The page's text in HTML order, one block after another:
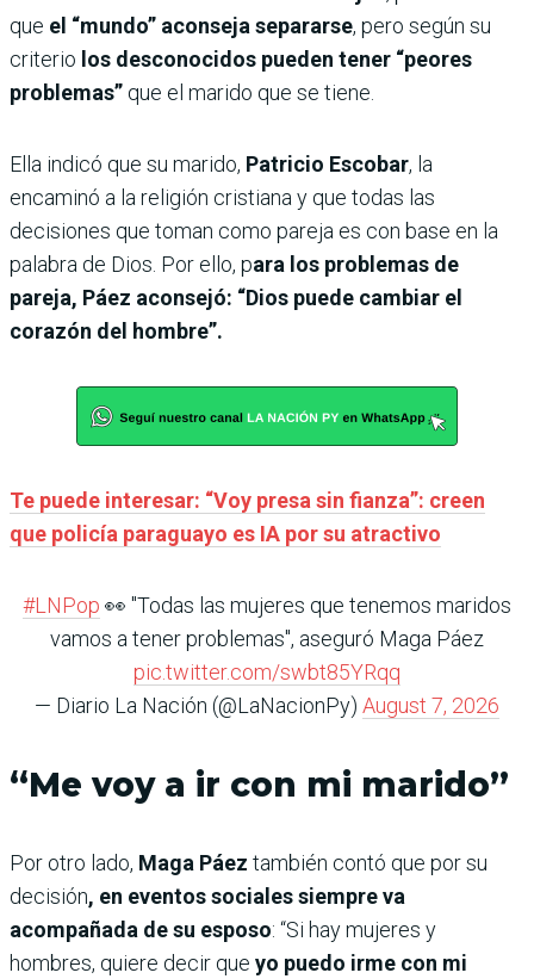
que el “mundo” aconseja separarse, pero según su
criterio los desconocidos pueden tener “peores
problemas” que el marido que se tiene.
Ella indicó que su marido, Patricio Escobar, la
encaminó a la religión cristiana y que todas las
decisiones que toman como pareja es con base en la
palabra de Dios. Por ello, para los problemas de
pareja, Páez aconsejó: “Dios puede cambiar el
corazón del hombre”.
Te puede interesar: “Voy presa sin fianza”: creen
que policía paraguayo es IA por su atractivo
#LNPop 👀 "Todas las mujeres que tenemos maridos
vamos a tener problemas", aseguró Maga Páez
pic.twitter.com/swbt85YRqq
— Diario La Nación (@LaNacionPy) August 7, 2026
“Me voy a ir con mi marido”
Por otro lado, Maga Páez también contó que por su
decisión, en eventos sociales siempre va
acompañada de su esposo: “Si hay mujeres y
hombres, quiere decir que yo puedo irme con mi